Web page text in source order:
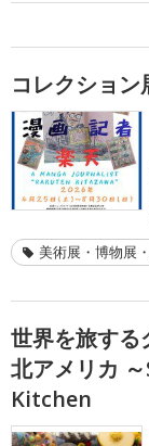
コレクション
美術展・博物展
世界を旅する
北アメリカ
Kitchen